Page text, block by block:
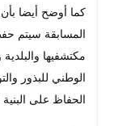
كما أوضح أيضا
المسابقة سيتم
مكتشفيها والبلدية
الوطني للبذور
الحفاظ على